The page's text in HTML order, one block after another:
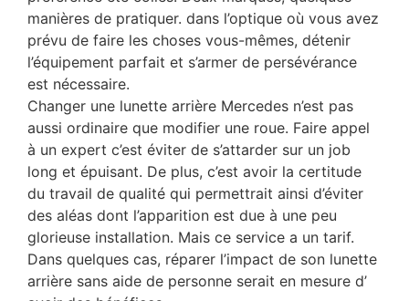
manières de pratiquer. dans l’optique où vous avez
prévu de faire les choses vous-mêmes, détenir
l’équipement parfait et s’armer de persévérance
est nécessaire.
Changer une lunette arrière Mercedes n’est pas
aussi ordinaire que modifier une roue. Faire appel
à un expert c’est éviter de s’attarder sur un job
long et épuisant. De plus, c’est avoir la certitude
du travail de qualité qui permettrait ainsi d’éviter
des aléas dont l’apparition est due à une peu
glorieuse installation. Mais ce service a un tarif.
Dans quelques cas, réparer l’impact de son lunette
arrière sans aide de personne serait en mesure d’